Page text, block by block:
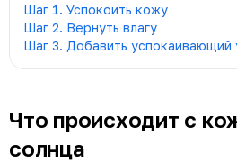
Шаг 1. Успокоить кожу
Шаг 2. Вернуть влагу
Шаг 3. Добавить успокаивающий
Что происходит с
солнца